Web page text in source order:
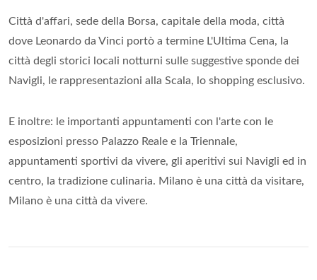
Città d'affari, sede della Borsa, capitale della moda, città
dove Leonardo da Vinci portò a termine L'Ultima Cena, la
città degli storici locali notturni sulle suggestive sponde dei
Navigli, le rappresentazioni alla Scala, lo shopping esclusivo.
E inoltre: le importanti appuntamenti con l'arte con le
esposizioni presso Palazzo Reale e la Triennale,
appuntamenti sportivi da vivere, gli aperitivi sui Navigli ed in
centro, la tradizione culinaria. Milano è una città da visitare,
Milano è una città da vivere.